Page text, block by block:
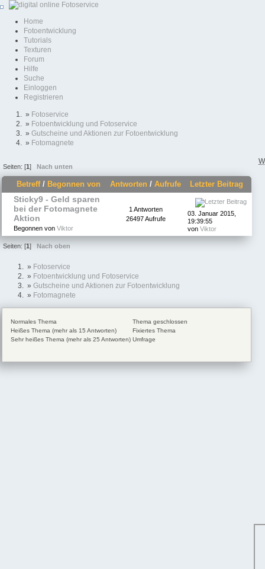
Home
Fotoentwicklung
Tutorials
Texturen
Forum
Hilfe
Suche
Einloggen
Registrieren
» Fotoservice
» Fotoentwicklung und Fotoservice
» Gutscheine und Aktionen zur Fotoentwicklung
» Fotomagnete
Seiten: [1] Nach unten
Betreff/ Begonnen von Antworten / Aufrufe
Letzter Beitrag
Sticky9 - Geld sparen
bei der Fotomagnete
Aktion
Begonnen von Viktor
1 Antworten
26497 Aufrufe
03. Januar 2015,
19:39:55
von Viktor
Seiten: [1] Nach oben
» Fotoservice
» Fotoentwicklung und Fotoservice
» Gutscheine und Aktionen zur Fotoentwicklung
» Fotomagnete
Normales Thema
Heißes Thema (mehr als 15 Antworten)
Sehr heißes Thema (mehr als 25 Antworten)
Thema geschlossen
Fixiertes Thema
Umfrage